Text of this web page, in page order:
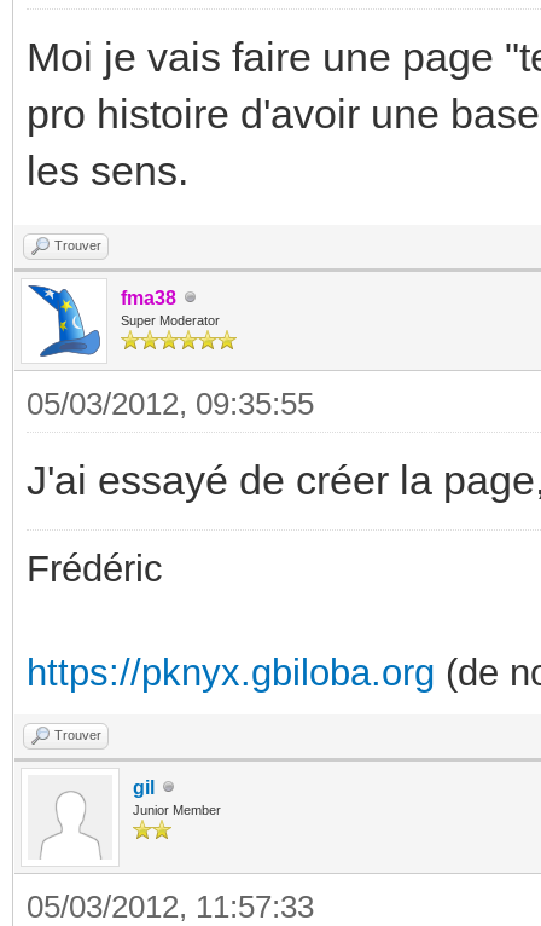
Moi je vais faire une page
pro histoire d'avoir une
les sens.
Trouver
fma38
Super Moderator
05/03/2012, 09:35:55
J'ai essayé de créer la
Frédéric
https://pknyx.gbiloba.org (de
Trouver
gil
Junior Member
05/03/2012, 11:57:33